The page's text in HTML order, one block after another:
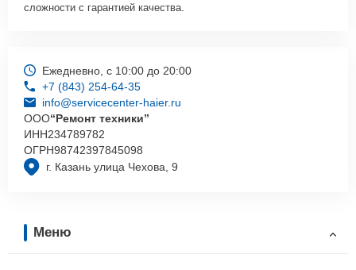
сложности с гарантией качества.
г. Казань улица Чехова, 9
Ежедневно, с 10:00 до 20:00
+7 (843) 254-64-35
info@servicecenter-haier.ru
ООО“Ремонт техники”
ИНН234789782
ОГРН98742397845098
Меню